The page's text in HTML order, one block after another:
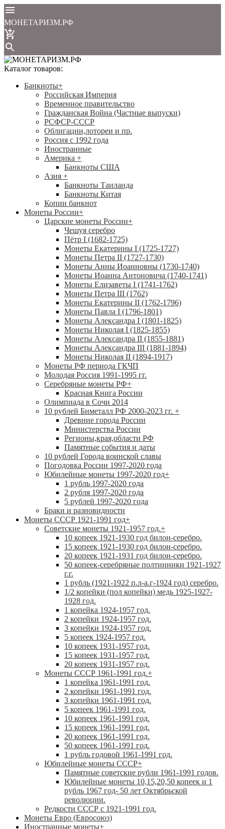
МОНЕТАРИЗМ.РФ
Каталог товаров:
Банкноты+
Российская Империя
Временное правительство
Гражданская Война (Частные выпуски)
РСФСР-СССР
Облигации,лотореи и пр.
Россия с 1992 года
Иностранные
Америка +
Банкноты США
Азия +
Банкноты Таиланда
Банкноты Китая
Копии банкнот
Монеты России+
Царские монеты России+
Чешуя серебро
Пётр I (1682-1725)
Монеты Екатерины I (1725-1727)
Монеты Петра II (1727-1730)
Монеты Анны Иоанновны (1730-1740)
Монеты Иоанна Антоновича (1740-1741)
Монеты Елизаветы I (1741-1762)
Монеты Петра III (1762)
Монеты Екатерины II (1762-1796)
Монеты Павла I (1796-1801)
Монеты Александра I (1801-1825)
Монеты Николая I (1825-1855)
Монеты Александра II (1855-1881)
Монеты Александра III (1881-1894)
Монеты Николая II (1894-1917)
Монеты РФ периода ГКЧП
Молодая Россия 1991-1995 гг.
Серебряные монеты РФ+
Красная Книга России
Олимпиада в Сочи 2014
10 рублей Биметалл РФ 2000-2023 гг. +
Древние города России
Министерства России
Регионы,края,области РФ
Памятные события и даты
10 рублей Города воинской славы
Погодовка России 1997-2020 года
Юбилейные монеты 1997-2020 год+
1 рубль 1997-2020 года
2 рубля 1997-2020 года
5 рублей 1997-2020 года
Браки и разновидности
Монеты СССР 1921-1991 год+
Советские монеты 1921-1957 год.+
10 копеек 1921-1930 год билон-серебро.
15 копеек 1921-1930 год билон-серебро.
20 копеек 1921-1931 год билон-серебро.
50 копеек-серебряные полтинники 1921-1927
г.г.
1 рубль (1921-1922 п.л-а.г-1924 год) серебро.
1/2 копейки (пол копейки) медь 1925-1927-
1928 год.
1 копейка 1924-1957 год.
2 копейки 1924-1957 год.
3 копейки 1924-1957 год.
5 копеек 1924-1957 год.
10 копеек 1931-1957 год.
15 копеек 1931-1957 год.
20 копеек 1931-1957 год.
Монеты СССР 1961-1991 год.+
1 копейка 1961-1991 год.
2 копейки 1961-1991 год.
3 копейки 1961-1991 год.
5 копеек 1961-1991 год.
10 копеек 1961-1991 год.
15 копеек 1961-1991 год.
20 копеек 1961-1991 год.
50 копеек 1961-1991 год.
1 рубль годовой 1961-1991 год.
Юбилейные монеты СССР+
Памятные советские рубли 1961-1991 годов.
Юбилейные монеты 10,15,20,50 копеек и 1
рубль 1967 год- 50 лет Октябрьской
революции.
Редкости СССР с 1921-1991 год.
Монеты Евро (Евросоюз)
Иностранные монеты+